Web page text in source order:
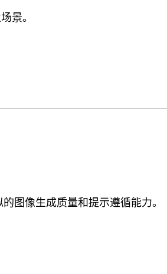
景。
图像生成质量和提示遵循能力。